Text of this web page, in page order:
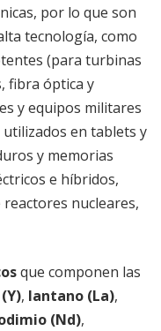
por lo que son
tecnología, como
(para turbinas
fibra óptica y
y equipos militares
en tablets y
y memorias
e híbridos,
nucleares,
que componen las
, lantano (La),
(Nd),